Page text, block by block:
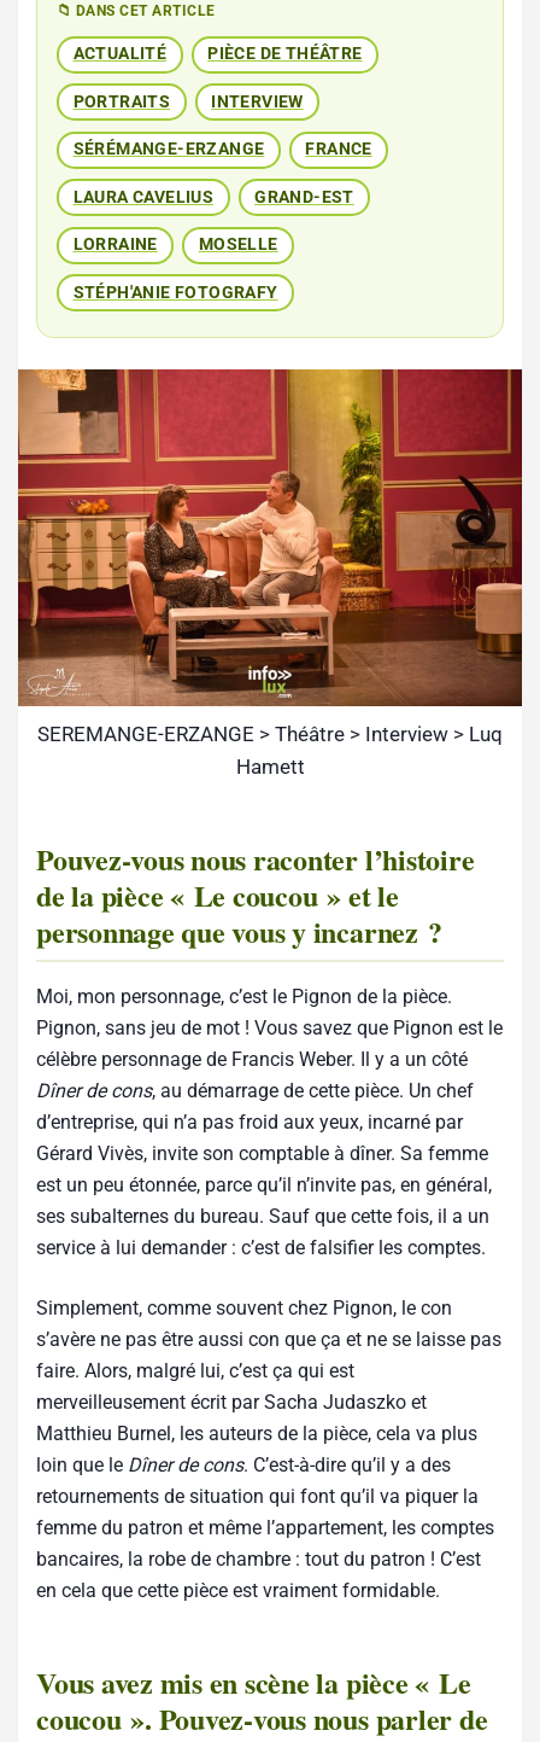
📁 DANS CET ARTICLE
ACTUALITÉ PIÈCE DE THÉÂTRE
PORTRAITS INTERVIEW
SÉRÉMANGE-ERZANGE FRANCE
LAURA CAVELIUS GRAND-EST
LORRAINE MOSELLE
STÉPH'ANIE FOTOGRAFY
SEREMANGE-ERZANGE > Théâtre > Interview > Luq
Hamett
Pouvez-vous nous raconter l’histoire
de la pièce « Le coucou » et le
personnage que vous y incarnez ?
Moi, mon personnage, c’est le Pignon de la pièce.
Pignon, sans jeu de mot ! Vous savez que Pignon est le
célèbre personnage de Francis Weber. Il y a un côté
Dîner de cons, au démarrage de cette pièce. Un chef
d’entreprise, qui n’a pas froid aux yeux, incarné par
Gérard Vivès, invite son comptable à dîner. Sa femme
est un peu étonnée, parce qu’il n’invite pas, en général,
ses subalternes du bureau. Sauf que cette fois, il a un
service à lui demander : c’est de falsifier les comptes.
Simplement, comme souvent chez Pignon, le con
s’avère ne pas être aussi con que ça et ne se laisse pas
faire. Alors, malgré lui, c’est ça qui est
merveilleusement écrit par Sacha Judaszko et
Matthieu Burnel, les auteurs de la pièce, cela va plus
loin que le Dîner de cons. C’est-à-dire qu’il y a des
retournements de situation qui font qu’il va piquer la
femme du patron et même l’appartement, les comptes
bancaires, la robe de chambre : tout du patron ! C’est
en cela que cette pièce est vraiment formidable.
Vous avez mis en scène la pièce « Le
coucou ». Pouvez-vous nous parler de